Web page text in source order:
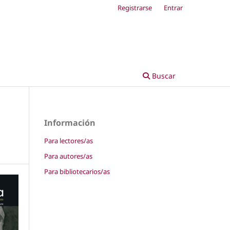
Buscar
Registrarse Entrar
Información
Para lectores/as
Para autores/as
Para bibliotecarios/as